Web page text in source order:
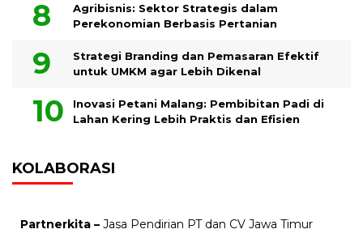
Agribisnis: Sektor Strategis dalam
Perekonomian Berbasis Pertanian
Strategi Branding dan Pemasaran Efektif
untuk UMKM agar Lebih Dikenal
Inovasi Petani Malang: Pembibitan Padi di
Lahan Kering Lebih Praktis dan Efisien
KOLABORASI
Partnerkita – Jasa Pendirian PT dan CV Jawa Timur